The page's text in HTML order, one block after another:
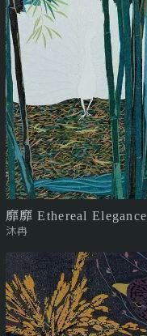
靡靡 Ethereal Elegance
沐冉